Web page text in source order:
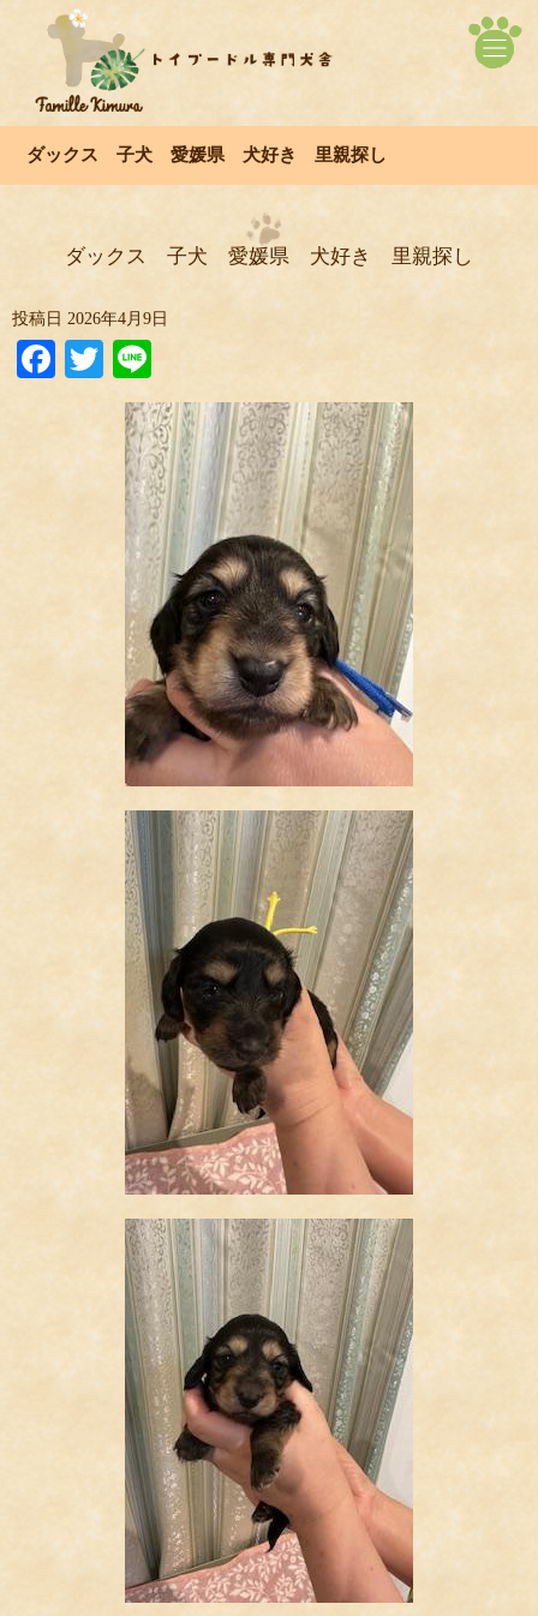
ダックス 子犬 愛媛県 犬好き 里親探し
ダックス 子犬 愛媛県 犬好き 里親探し
投稿日 2026年4月9日
Facebook
Twitter